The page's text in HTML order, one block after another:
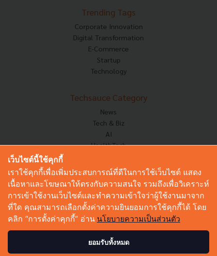
Trending Tags
Corporate Innovation
Digital Transformation
E-Commerce
Startup
Technology
Techsauce Category
News
Tech & Biz
AI
HealthTech
Corp Innov
Saucy Thoughts
Sustainable
Videos
Podcast
เว็บไซต์นี้ใช้คุกกี้
เราใช้คุกกี้เพื่อเพิ่มประสบการณ์ที่ดีในการใช้เว็บไซต์ แสดง
เนื้อหาและโฆษณาให้ตรงกับความสนใจ รวมถึงเพื่อวิเคราะห์
การเข้าใช้งานเว็บไซต์และทำความเข้าใจว่าผู้ใช้งานมาจาก
ที่ใด คุณสามารถเลือกตั้งค่าความยินยอมการใช้คุกกี้ได้ โดย
คลิก “การตั้งค่าคุกกี้” อ่าน นโยบายความเป็นส่วนตัว
ยอมรับทั้งหมด